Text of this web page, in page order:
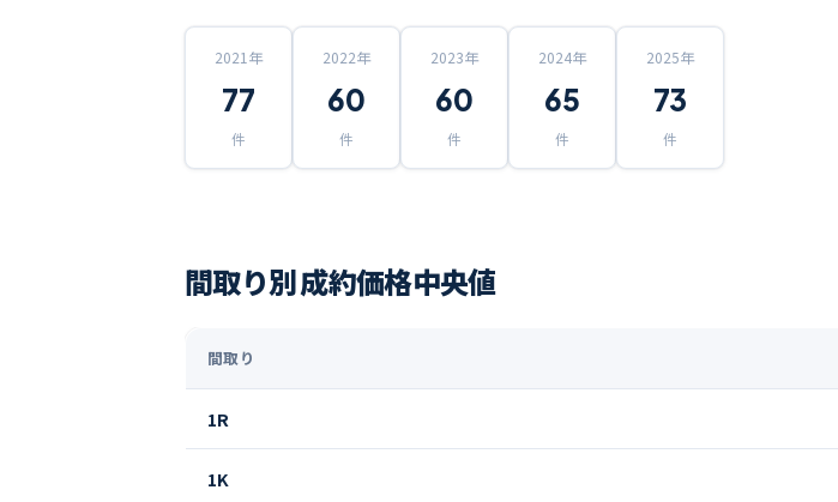
2021 年
77
件
2022年
60
件
2023年
60
件
2024年
65
件
2025年
73
件
間取り別 成約価格中央値
間取り
1R
1K